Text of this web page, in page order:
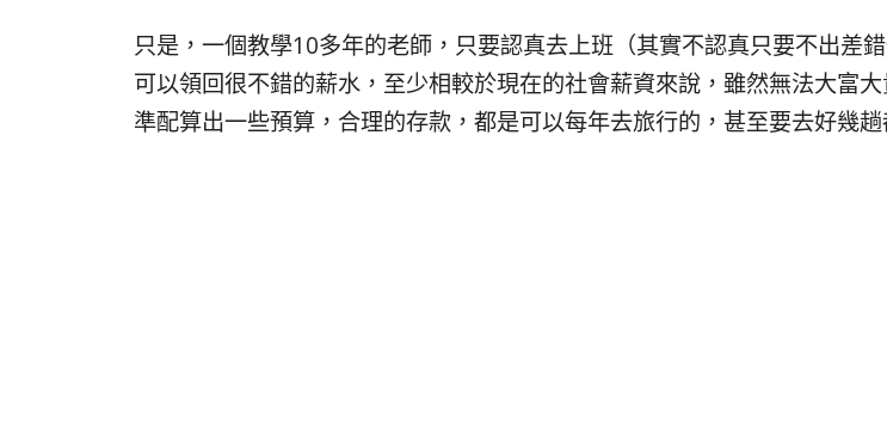
只是，一個教學10多年的老師，只要認真去上班（其實不認真只要不出差
可以領回很不錯的薪水，至少相較於現在的社會薪資來說，雖然無法大富
準配算出一些預算，合理的存款，都是可以每年去旅行的，甚至要去好幾趟